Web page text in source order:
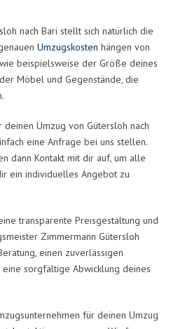
nach Bari stellt sich natürlich die
Umzugskosten hängen von
beispielsweise der Größe deines
Möbel und Gegenstände, die
Umzug von Gütersloh nach
eine Anfrage bei uns stellen.
dann Kontakt mit dir auf, um alle
ein individuelles Angebot zu
transparente Preisgestaltung und
Zimmermann Gütersloh
einen zuverlässigen
sorgfältige Abwicklung deines
für deinen Umzug